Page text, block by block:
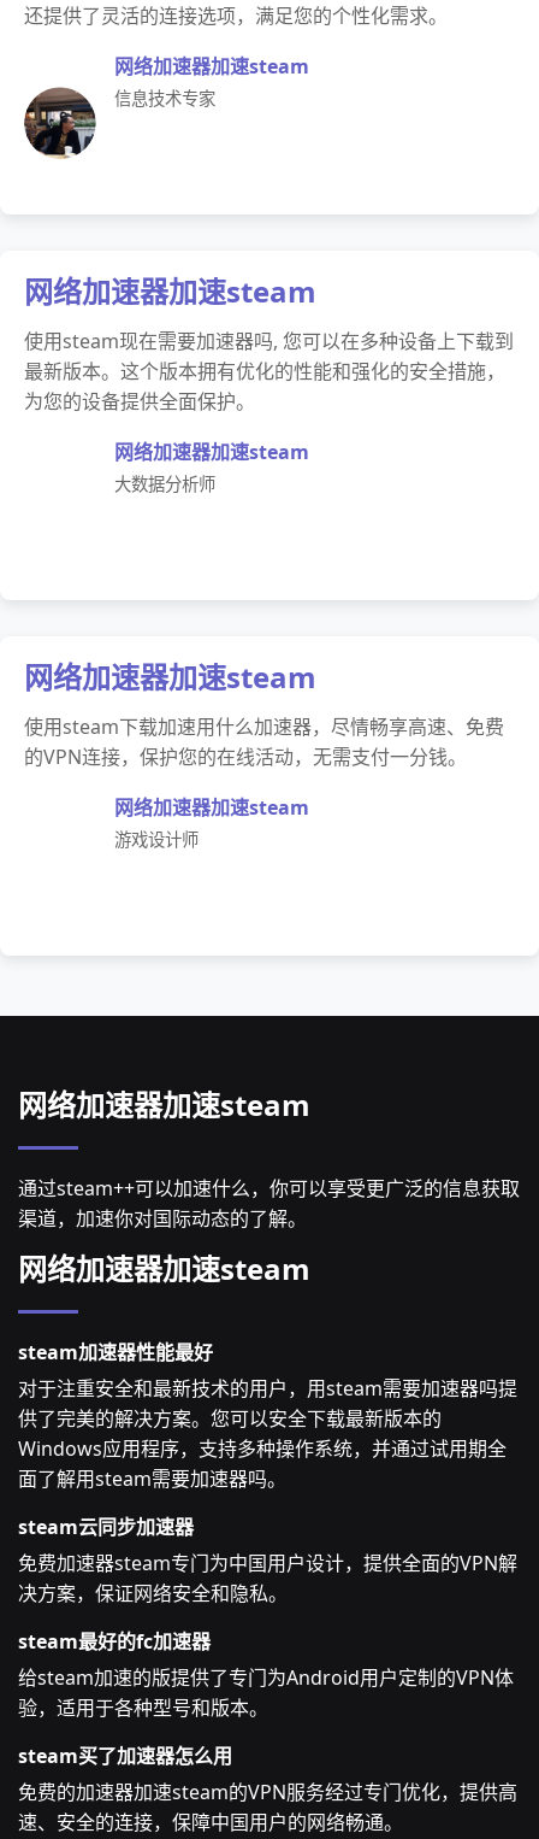
还提供了灵活的连接选项，满足您的个性化需求。
网络加速器加速steam
信息技术专家
网络加速器加速steam
使用steam现在需要加速器吗, 您可以在多种设备上下载到
最新版本。这个版本拥有优化的性能和强化的安全措施，
为您的设备提供全面保护。
网络加速器加速steam
大数据分析师
网络加速器加速steam
使用steam下载加速用什么加速器，尽情畅享高速、免费
的VPN连接，保护您的在线活动，无需支付一分钱。
网络加速器加速steam
游戏设计师
网络加速器加速steam
通过steam++可以加速什么，你可以享受更广泛的信息获取
渠道，加速你对国际动态的了解。
网络加速器加速steam
steam加速器性能最好
对于注重安全和最新技术的用户，用steam需要加速器吗提
供了完美的解决方案。您可以安全下载最新版本的
Windows应用程序，支持多种操作系统，并通过试用期全
面了解用steam需要加速器吗。
steam云同步加速器
免费加速器steam专门为中国用户设计，提供全面的VPN解
决方案，保证网络安全和隐私。
steam最好的fc加速器
给steam加速的版提供了专门为Android用户定制的VPN体
验，适用于各种型号和版本。
steam买了加速器怎么用
免费的加速器加速steam的VPN服务经过专门优化，提供高
速、安全的连接，保障中国用户的网络畅通。